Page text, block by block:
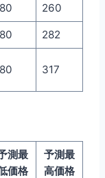
260
282
317
測最
価格
予測最
高価格